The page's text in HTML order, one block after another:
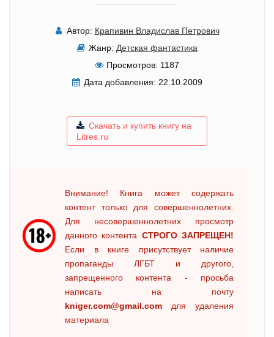
Автор: Крапивин Владислав Петрович
Жанр: Детская фантастика
Просмотров: 1187
Дата добавления: 22.10.2009
Скачать и купить книгу на
Litres.ru
Внимание! Книга может содержать
контент только для совершеннолетних.
Для несовершеннолетних просмотр
данного контента СТРОГО ЗАПРЕЩЕН!
Если в книге присутствует наличие
пропаганды ЛГБТ и другого,
запрещенного контента - просьба
написать на почту
kniger.com@gmail.com для удаления
материала